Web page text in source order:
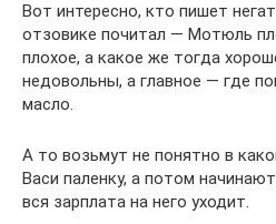
Вот интересно, кто пишет
отзовике почитал — Мотюль
плохое, а какое же тогда
недовольны, а главное — где
масло.
А то возьмут не понятно в
Васи паленку, а потом
вся зарплата на него уходит.